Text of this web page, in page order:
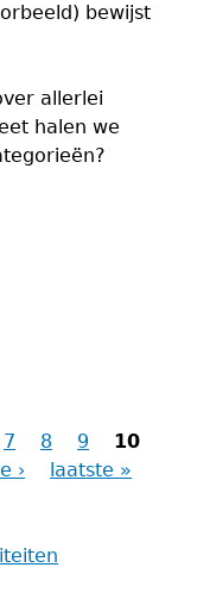
bewijst
allerlei
halen we
7 8 9
10
› laatste »